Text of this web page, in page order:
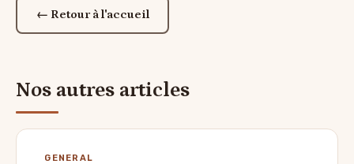
← Retour à l'accueil
Nos autres articles
GENERAL